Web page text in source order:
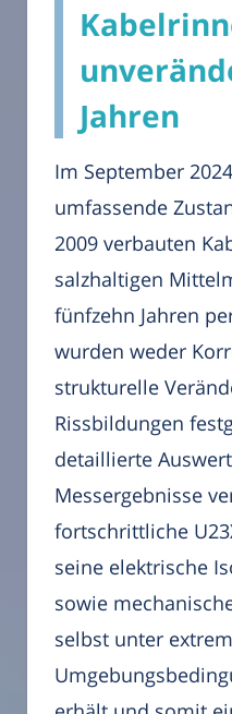
Jahren
Im September
umfassende
2009 verbauten
salzhaltigen
fünfzehn Jahren
wurden weder
strukturelle
Rissbildungen
detaillierte
Messergebnisse
fortschrittliche
seine elektrische
sowie
selbst unter